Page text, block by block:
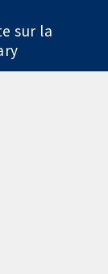
sur la